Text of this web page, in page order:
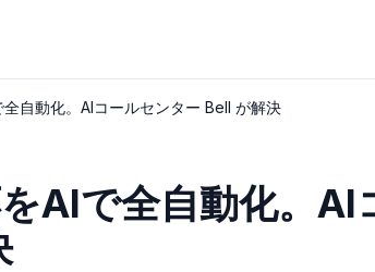
自動化。AIコールセンター Bell が解決
AIで全自動化。AI